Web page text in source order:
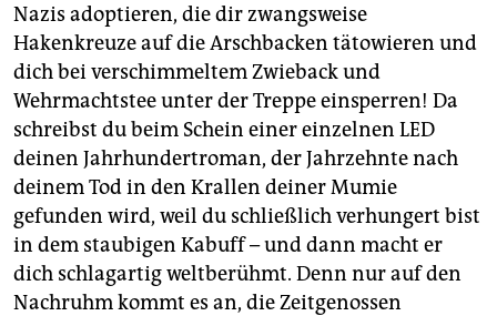
Nazis adoptieren, die dir zwangsweise
Hakenkreuze auf die Arschbacken tätowieren und
dich bei verschimmeltem Zwieback und
Wehrmachtstee unter der Treppe einsperren! Da
schreibst du beim Schein einer einzelnen LED
deinen Jahrhundertroman, der Jahrzehnte nach
deinem Tod in den Krallen deiner Mumie
gefunden wird, weil du schließlich verhungert bist
in dem staubigen Kabuff – und dann macht er
dich schlagartig weltberühmt. Denn nur auf den
Nachruhm kommt es an, die Zeitgenossen